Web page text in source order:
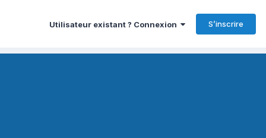
Utilisateur existant ? Connexion S’inscrire